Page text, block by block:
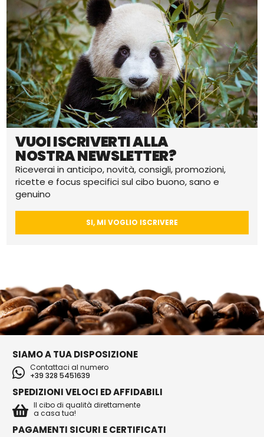
VUOI ISCRIVERTI ALLA
NOSTRA NEWSLETTER?
Riceverai in anticipo, novità, consigli, promozioni,
ricette e focus specifici sul cibo buono, sano e
genuino
SI, MI VOGLIO ISCRIVERE
SIAMO A TUA DISPOSIZIONE
Contattaci al numero
+39 328 5451639
SPEDIZIONI VELOCI ED AFFIDABILI
Il cibo di qualità direttamente
a casa tua!
PAGAMENTI SICURI E CERTIFICATI